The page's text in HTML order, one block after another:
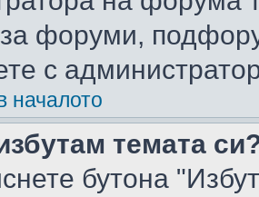
за форуми,
с
началото
темата
бутона